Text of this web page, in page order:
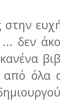
δεν
από